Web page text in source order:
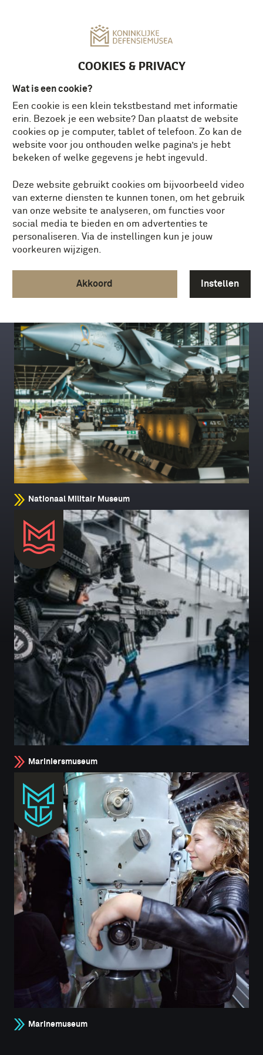
COOKIES & PRIVACY
Wat is een cookie?
Een cookie is een klein tekstbestand met informatie
erin. Bezoek je een website? Dan plaatst de website
cookies op je computer, tablet of telefoon. Zo kan de
website voor jou onthouden welke pagina’s je hebt
bekeken of welke gegevens je hebt ingevuld.
Deze website gebruikt cookies om bijvoorbeeld video
van externe diensten te kunnen tonen, om het gebruik
van onze website te analyseren, om functies voor
social media te bieden en om advertenties te
personaliseren. Via de instellingen kun je jouw
voorkeuren wijzigen.
Akkoord Instellen
STICHTING KONINKLIJKE
DEFENSIEMUSEA
Ontdek de drie defensiemusea: wat we doen, wie
we zijn en waar je ons vindt
meer over onze organisatie
Nationaal Militair Museum
Mariniersmuseum
Marinemuseum